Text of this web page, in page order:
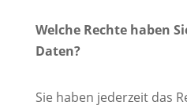
Welche Rechte haben
Daten?
Sie haben jederzeit das